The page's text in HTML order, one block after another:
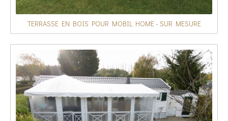
TERRASSE EN BOIS POUR MOBIL HOME - SUR MESURE